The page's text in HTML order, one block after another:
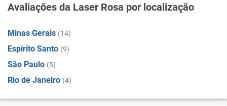
Avaliações da Laser Rosa por localização
Minas Gerais (14)
Espírito Santo (9)
São Paulo (5)
Rio de Janeiro (4)